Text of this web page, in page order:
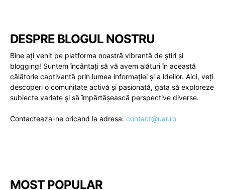
DESPRE BLOGUL NOSTRU
Bine ați venit pe platforma noastră vibrantă de știri și
blogging! Suntem încântați să vă avem alături în această
călătorie captivantă prin lumea informației și a ideilor. Aici, veți
descoperi o comunitate activă și pasionată, gata să exploreze
subiecte variate și să împărtășească perspective diverse.
Contacteaza-ne oricand la adresa: contact@uar.ro
MOST POPULAR